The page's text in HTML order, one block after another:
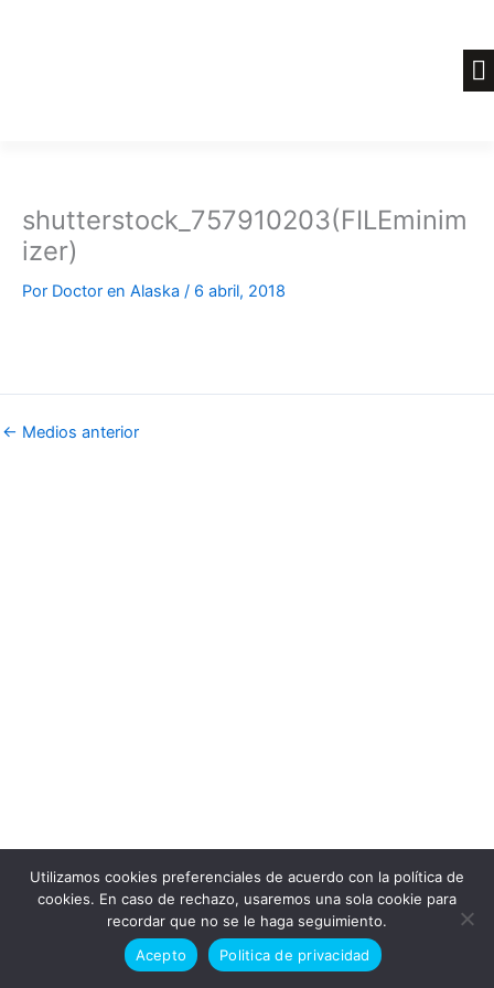
shutterstock_757910203(FILEminim
izer)
Por Doctor en Alaska / 6 abril, 2018
← Medios anterior
Doctor en alaska © Todos los derechos reservados 2026
Politica de cookiesPolitica de privacidad
Utilizamos cookies preferenciales de acuerdo con la política de
cookies. En caso de rechazo, usaremos una sola cookie para
recordar que no se le haga seguimiento.
Acepto
Politica de privacidad